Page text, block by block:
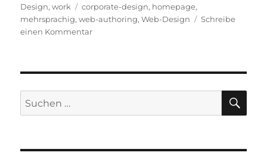
am
Design,work Schlagwörter
corporate-design, homepage,
mehrsprachig,web-authoring,Web-Design
Schreibe
einen Kommentarzu
Suchen
nach: